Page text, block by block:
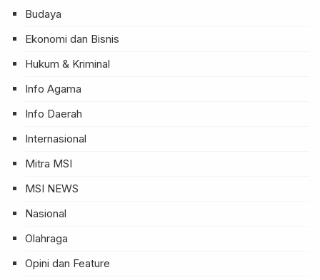
Budaya
Ekonomi dan Bisnis
Hukum & Kriminal
Info Agama
Info Daerah
Internasional
Mitra MSI
MSI NEWS
Nasional
Olahraga
Opini dan Feature